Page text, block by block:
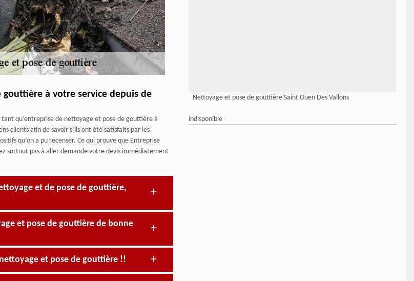
à votre service depuis de
qu’entreprise de nettoyage et pose de gouttière à
clients afin de savoir s’ils ont été satisfaits par les
qu’on a pu recenser. Ce qui prouve que Entreprise
surtout pas à aller demande votre devis immédiatement
et de pose de gouttière,
et pose de gouttière de bonne
et pose de gouttière !!
Nettoyage et pose de gouttière Saint Ouen Des Vallons
indisponible